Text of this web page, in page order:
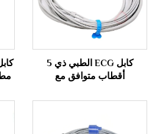
كابل ECG الطبي ذي 5
أقطاب متوافق مع
وفقًا لمعايير AHA